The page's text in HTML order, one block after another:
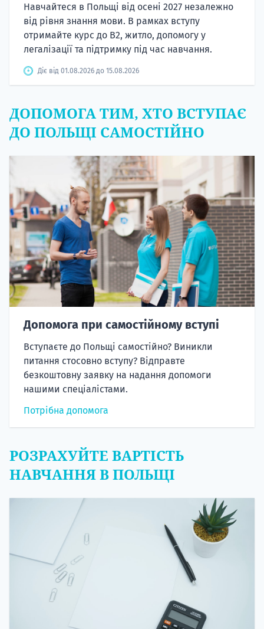
Навчайтеся в Польщі від осені 2027 незалежно
від рівня знання мови. В рамках вступу
отримайте курс до B2, житло, допомогу у
легалізації та підтримку під час навчання.
Діє від 01.08.2026 до 15.08.2026
ДОПОМОГА ТИМ, ХТО ВСТУПАЄ
ДО ПОЛЬЩІ САМОСТІЙНО
Допомога при самостійному вступі
Вступаєте до Польщі самостійно? Виникли
питання стосовно вступу? Відправте
безкоштовну заявку на надання допомоги
нашими спеціалістами.
Потрібна допомога
РОЗРАХУЙТЕ ВАРТІСТЬ
НАВЧАННЯ В ПОЛЬЩІ